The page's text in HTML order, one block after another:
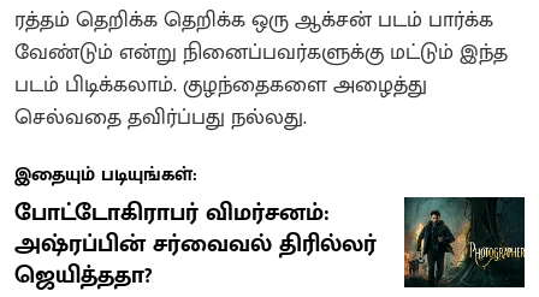
ரத்தம் தெறிக்க தெறிக்க ஒரு ஆக்சன் படம் பார்க்க
வேண்டும் என்று நினைப்பவர்களுக்கு மட்டும் இந்த
படம் பிடிக்கலாம். குழந்தைகளை அழைத்து
செல்வதை தவிர்ப்பது நல்லது.
இதையும் படியுங்கள்:
போட்டோகிராபர் விமர்சனம்:
அஷ்ரப்பின் சர்வைவல் திரில்லர்
ஜெயித்ததா?